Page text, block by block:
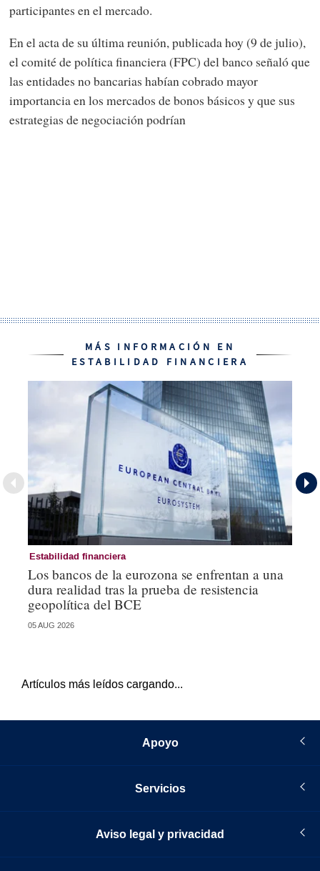
participantes en el mercado.
En el acta de su última reunión, publicada hoy (9 de julio),
el comité de política financiera (FPC) del banco señaló que
las entidades no bancarias habían cobrado mayor
importancia en los mercados de bonos básicos y que sus
estrategias de negociación podrían
MÁS INFORMACIÓN EN
ESTABILIDAD FINANCIERA
Estabilidad financiera
Los bancos de la eurozona se enfrentan a una
dura realidad tras la prueba de resistencia
geopolítica del BCE
05 AUG 2026
Artículos más leídos cargando...
Apoyo
Servicios
Aviso legal y privacidad